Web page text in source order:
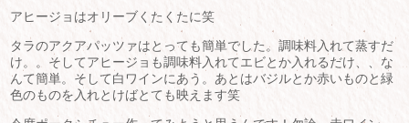
アヒージョはオリーブくたくたに笑
タラのアクアパッツァはとっても簡単でした。調味料入れて蒸すだ
け。。そしてアヒージョも調味料入れてエビとか入れるだけ、、な
んて簡単。そして白ワインにあう。あとはバジルとか赤いものと緑
色のものを入れとけばとても映えます笑